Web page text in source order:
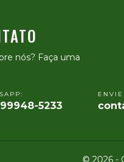
nós? Faça uma
5233
© 2026 -